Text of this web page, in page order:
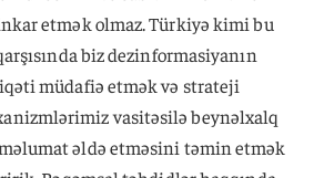
etmək olmaz. Türkiyə kimi bu
biz dezinformasiyanın
müdafiə etmək və strateji
vasitəsilə beynəlxalq
əldə etməsini təmin etmək